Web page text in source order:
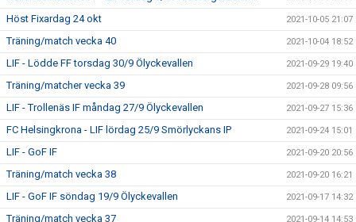
Höst Fixardag 24 okt 2021-10-05 21:07
Träning/match vecka 40 2021-10-04 18:52
LIF - Lödde FF torsdag 30/9 Ölyckevallen 2021-09-29 19:40
Träning/matcher vecka 39 2021-09-28 09:56
LIF - Trollenäs IF måndag 27/9 Ölyckevallen 2021-09-27 15:36
FC Helsingkrona - LIF lördag 25/9 Smörlyckans IP 2021-09-24 15:01
LIF - GoF IF 2021-09-20 20:56
Träning/match vecka 38 2021-09-20 16:21
LIF - GoF IF söndag 19/9 Ölyckevallen 2021-09-17 14:32
Träning/match vecka 37 2021-09-14 14:53